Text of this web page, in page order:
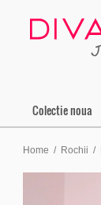
Colectie noua
Home / Rochii /